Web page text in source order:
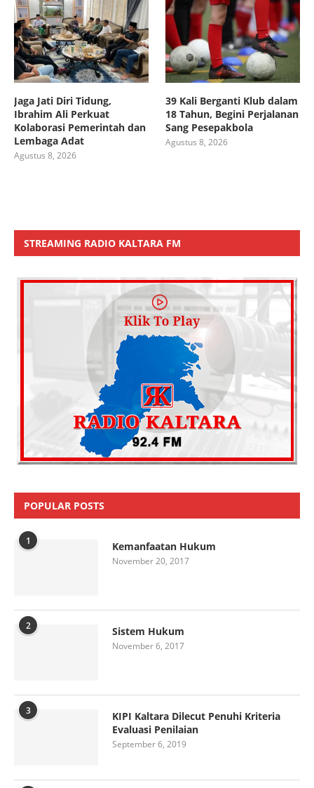
Jaga Jati Diri Tidung,
Ibrahim Ali Perkuat
Kolaborasi Pemerintah dan
Lembaga Adat
Agustus 8, 2026
39 Kali Berganti Klub dalam
18 Tahun, Begini Perjalanan
Sang Pesepakbola
Agustus 8, 2026
STREAMING RADIO KALTARA FM
POPULAR POSTS
1 Kemanfaatan Hukum
November 20, 2017
2 Sistem Hukum
November 6, 2017
3
KIPI Kaltara Dilecut Penuhi Kriteria
Evaluasi Penilaian
September 6, 2019